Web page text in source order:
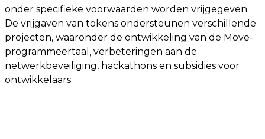
onder specifieke voorwaarden worden vrijgegeven.
De vrijgaven van tokens ondersteunen verschillende
projecten, waaronder de ontwikkeling van de Move-
programmeertaal, verbeteringen aan de
netwerkbeveiliging, hackathons en subsidies voor
ontwikkelaars.